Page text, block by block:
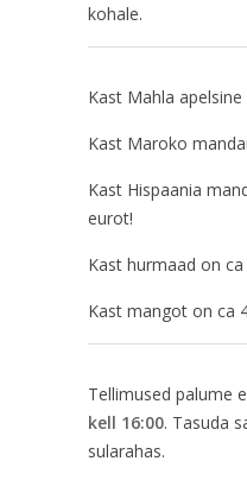
kohale.
Kast Mahla
Kast Maroko
Kast Hispaania
eurot!
Kast hurmaad on
Kast mangot on ca
Tellimused palume
kell 16:00. Tasuda
sularahas.